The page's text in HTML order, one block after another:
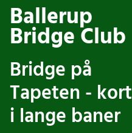
Ballerup
Bridge Club
Bridge på
Tapeten - kort
i lange baner